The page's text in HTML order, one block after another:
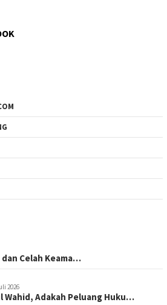
Celah Keama…
2026
Wahid, Adakah Peluang Huku…